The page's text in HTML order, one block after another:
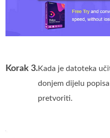
Korak 3.Kada je datoteka
donjem dijelu
pretvoriti.